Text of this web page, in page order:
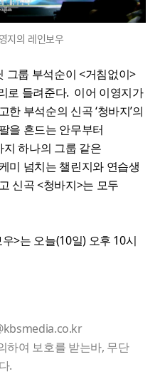
지의 레인보우
그룹 부석순이 <거침없이>
로 들려준다. 이어 이영지가
부석순의 신곡 ‘청바지’의
을 흔드는 안무부터
하나의 그룹 같은
미 넘치는 챌린지와 연습생
신곡 <청바지>는 모두
>는 오늘(10일) 오후 10시
하여 보호를 받는바, 무단
.